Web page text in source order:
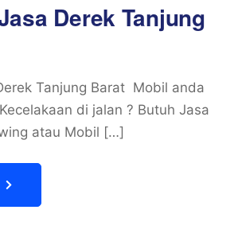
Derek Tanjung
Tanjung Barat Mobil anda
di jalan ? Butuh Jasa
atau Mobil […]